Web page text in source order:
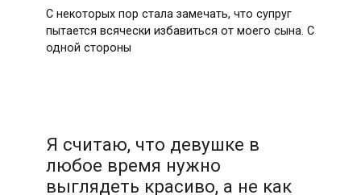
С некоторых пор стала замечать, что супруг
пытается всячески избавиться от моего сына. С
одной стороны
Я считаю, что девушке в
любое время нужно
выглядеть красиво, а не как